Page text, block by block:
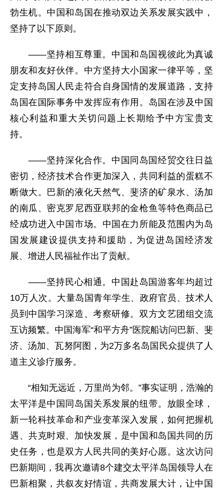
勃生机。中国和岛国在推动双边关系发展实践中，
坚持了以下原则。
——坚持相互尊重。中国和岛国视彼此为真诚
朋友和友好伙伴。中方坚持大小国家一律平等，坚
定支持岛国人民走符合自身国情的发展道路，支持
岛国在国际事务中发挥应有作用。岛国在涉及中国
核心利益和重大关切问题上长期给予中方宝贵支
持。
——坚持深化合作。中国同岛国经贸交往日益
密切，经济技术合作更加深入，共同利益的蛋糕不
断做大。巴新的液化天然气、斐济的矿泉水、汤加
的南瓜、密克罗尼西亚联邦的金枪鱼等特色商品已
经成功进入中国市场。中国在力所能及范围内为岛
国发展建设提供支持和援助，为促进岛国经济发
展、增进人民福祉作出了贡献。
——坚持民心相通。中国赴岛国游客年均超过
10万人次。大量岛国青年学生、政府官员、技术人
员到中国学习深造、考察研修。双方文艺团组交流
互访频繁。中国海军“和平方舟”医院船访问巴新、斐
济、汤加、瓦努阿图，为2万多名岛国民众提供了人
道主义诊疗服务。
“相知无远近，万里尚为邻。”事实证明，浩瀚的
太平洋是中国同岛国关系发展的纽带。放眼全球，
新一轮科技革命和产业变革深入发展，如何把握机
遇、共克时艰、加快发展，是中国和岛国共同的历
史任务，也是双方人民共同的美好心愿。这次访问
巴新期间，我再次邀请8个建交太平洋岛国领导人在
巴新相聚，共叙友好情谊，共商发展大计，让中国